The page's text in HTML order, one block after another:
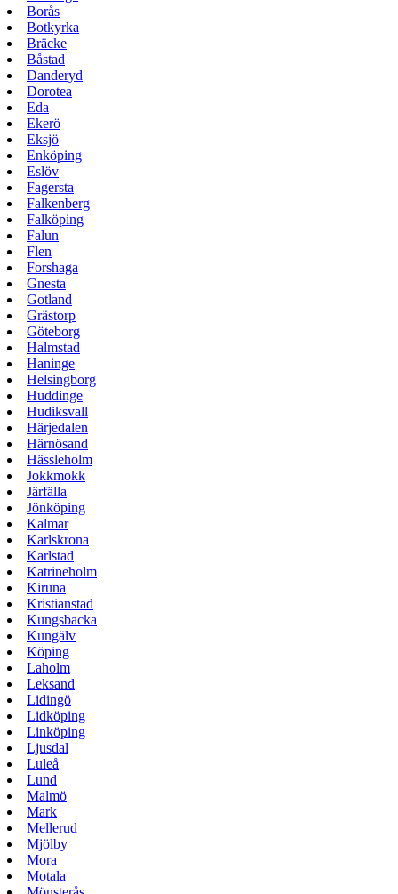
Borås
Botkyrka
Bräcke
Båstad
Danderyd
Dorotea
Eda
Ekerö
Eksjö
Enköping
Eslöv
Fagersta
Falkenberg
Falköping
Falun
Flen
Forshaga
Gnesta
Gotland
Grästorp
Göteborg
Halmstad
Haninge
Helsingborg
Huddinge
Hudiksvall
Härjedalen
Härnösand
Hässleholm
Jokkmokk
Järfälla
Jönköping
Kalmar
Karlskrona
Karlstad
Katrineholm
Kiruna
Kristianstad
Kungsbacka
Kungälv
Köping
Laholm
Leksand
Lidingö
Lidköping
Linköping
Ljusdal
Luleå
Lund
Malmö
Mark
Mellerud
Mjölby
Mora
Motala